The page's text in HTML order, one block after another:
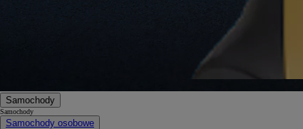
Samochody
Samochody
Samochody osobowe